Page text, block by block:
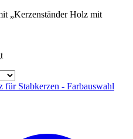
„Kerzenständer Holz mit